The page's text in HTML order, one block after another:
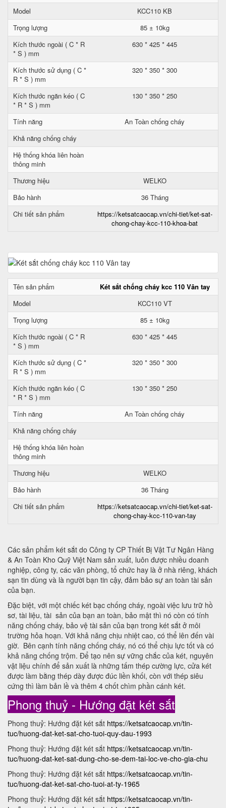
Model
KCC110 KB
Trọng lượng
85 ± 10kg
Kích thước ngoài ( C * R
* S ) mm
630 * 425 * 445
Kích thước sử dụng ( C *
R * S ) mm
320 * 350 * 300
Kích thước ngăn kéo ( C
* R * S ) mm
130 * 350 * 250
Tính năng
An Toàn chống cháy
Khả năng chống cháy
Hệ thống khóa liên hoàn
thông minh
Thương hiệu
WELKO
Bảo hành
36 Tháng
Chi tiết sản phẩm
https://ketsatcaocap.vn/chi-tiet/ket-sat-
chong-chay-kcc-110-khoa-bat
Tên sản phẩm
Két sắt chống cháy kcc 110 Vân tay
Model
KCC110 VT
Trọng lượng
85 ± 10kg
Kích thước ngoài ( C * R
* S ) mm
630 * 425 * 445
Kích thước sử dụng ( C *
R * S ) mm
320 * 350 * 300
Kích thước ngăn kéo ( C
* R * S ) mm
130 * 350 * 250
Tính năng
An Toàn chống cháy
Khả năng chống cháy
Hệ thống khóa liên hoàn
thông minh
Thương hiệu
WELKO
Bảo hành
36 Tháng
Chi tiết sản phẩm
https://ketsatcaocap.vn/chi-tiet/ket-sat-
chong-chay-kcc-110-van-tay
Các sản phẩm két sắt do Công ty CP Thiết Bị Vật Tư Ngân Hàng
& An Toàn Kho Quỹ Việt Nam sản xuất, luôn được nhiều doanh
nghiệp, công ty, các văn phòng, tổ chức hay là ở nhà riêng, khách
sạn tin dùng và là người bạn tin cậy, đảm bảo sự an toàn tài sản
của bạn.
Đặc biệt, với một chiếc két bạc chống cháy, ngoài việc lưu trữ hồ
sơ, tài liệu, tài sản của bạn an toàn, bảo mật thì nó còn có tính
năng chống cháy, bảo vệ tài sản của bạn trong két sắt ở môi
trường hỏa hoạn. Với khả năng chịu nhiệt cao, có thể lên đến vài
giờ. Bên cạnh tính năng chống cháy, nó có thể chịu lực tốt và có
khả năng chống trộm. Để tạo nên sự vững chắc của két, nguyên
vật liệu chính để sản xuất là những tấm thép cường lực, cửa két
được làm bằng thép dày được đúc liền khối, còn với thép siêu
cứng thì làm bản lề và thêm 4 chốt chìm phần cánh két.
Phong thuỷ - Hướng đặt két sắt
Phong thuỷ: Hướng đặt két sắt https://ketsatcaocap.vn/tin-
tuc/huong-dat-ket-sat-cho-tuoi-quy-dau-1993
Phong thuỷ: Hướng đặt két sắt https://ketsatcaocap.vn/tin-
tuc/huong-dat-ket-sat-dung-cho-se-dem-tai-loc-ve-cho-gia-chu
Phong thuỷ: Hướng đặt két sắt https://ketsatcaocap.vn/tin-
tuc/huong-dat-ket-sat-cho-tuoi-at-ty-1965
Phong thuỷ: Hướng đặt két sắt https://ketsatcaocap.vn/tin-